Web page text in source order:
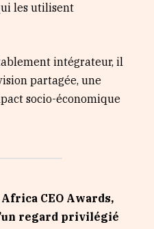
les utilisent
intégrateur, il
partagée, une
socio-économique
CEO Awards,
regard privilégié